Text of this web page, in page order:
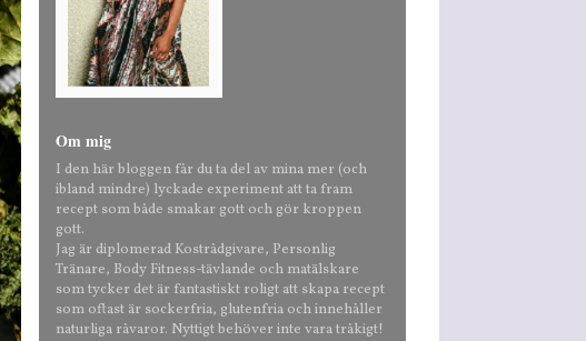
Om mig
I den här bloggen får du ta del av mina mer (och
ibland mindre) lyckade experiment att ta fram
recept som både smakar gott och gör kroppen
gott.
Jag är diplomerad Kostrådgivare, Personlig
Tränare, Body Fitness-tävlande och matälskare
som tycker det är fantastiskt roligt att skapa recept
som oftast är sockerfria, glutenfria och innehåller
naturliga råvaror. Nyttigt behöver inte vara tråkigt!